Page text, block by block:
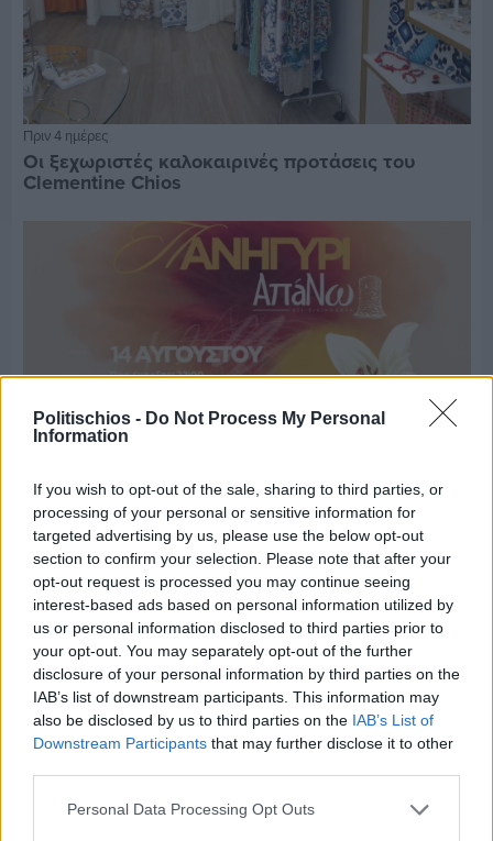
Politischios - Do Not Process My Personal
Information
If you wish to opt-out of the sale, sharing to third parties, or
processing of your personal or sensitive information for
targeted advertising by us, please use the below opt-out
section to confirm your selection. Please note that after your
opt-out request is processed you may continue seeing
interest-based ads based on personal information utilized by
us or personal information disclosed to third parties prior to
your opt-out. You may separately opt-out of the further
disclosure of your personal information by third parties on the
IAB’s list of downstream participants. This information may
also be disclosed by us to third parties on the IAB’s List of
Downstream Participants that may further disclose it to other
Personal Data Processing Opt Outs
Πριν 4 ημέρες
Οι ξεχωριστές καλοκαιρινές προτάσεις του
Clementine Chios
Πριν 4 ημέρες
Παραμονή Δεκαπενταύγουστου με μεγάλο
πανηγύρι στη Σιδηρούντα